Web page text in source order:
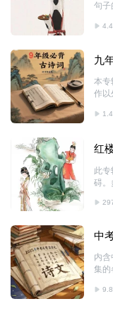
句子
九
本专
作以
红
此
碍。
中
内
集的